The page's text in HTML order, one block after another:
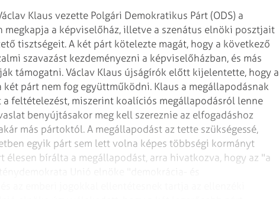
Klaus vezette Polgári Demokratikus Párt (ODS) a
a képviselőház, illetve a szenátus elnöki posztjait
tisztségeit. A két párt kötelezte magát, hogy a következő
szavazást kezdeményezni a képviselőházban, és más
támogatni. Václav Klaus újságírók előtt kijelentette, hogy a
két párt nem fog együttműködni. Klaus a megállapodásnak
a feltételezést, miszerint koalíciós megállapodásról lenne
benyújtásakor meg kell szereznie az elfogadáshoz
más pártoktól. A megállapodást az tette szükségessé,
egyik párt sem lett volna képes többségi kormányt
élesen bírálta a megállapodást, arra hivatkozva, hogy az "a